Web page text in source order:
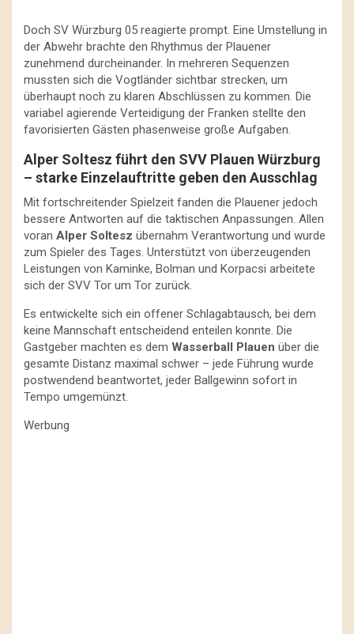
Doch SV Würzburg 05 reagierte prompt. Eine Umstellung in
der Abwehr brachte den Rhythmus der Plauener
zunehmend durcheinander. In mehreren Sequenzen
mussten sich die Vogtländer sichtbar strecken, um
überhaupt noch zu klaren Abschlüssen zu kommen. Die
variabel agierende Verteidigung der Franken stellte den
favorisierten Gästen phasenweise große Aufgaben.
Alper Soltesz führt den SVV Plauen Würzburg
– starke Einzelauftritte geben den Ausschlag
Mit fortschreitender Spielzeit fanden die Plauener jedoch
bessere Antworten auf die taktischen Anpassungen. Allen
voran Alper Soltesz übernahm Verantwortung und wurde
zum Spieler des Tages. Unterstützt von überzeugenden
Leistungen von Kaminke, Bolman und Korpacsi arbeitete
sich der SVV Tor um Tor zurück.
Es entwickelte sich ein offener Schlagabtausch, bei dem
keine Mannschaft entscheidend enteilen konnte. Die
Gastgeber machten es dem Wasserball Plauen über die
gesamte Distanz maximal schwer – jede Führung wurde
postwendend beantwortet, jeder Ballgewinn sofort in
Tempo umgemünzt.
Werbung